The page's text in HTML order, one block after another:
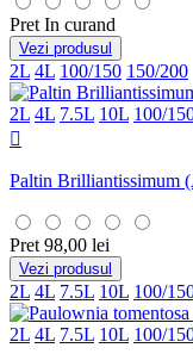
Pret In curand
Vezi produsul
2L 4L 100/150 150/200
2L 4L 7.5L 10L 100/

Paltin Brilliantissimum
Pret 98,00 lei
Vezi produsul
2L 4L 7.5L 10L 100/
2L 4L 7.5L 10L 100/